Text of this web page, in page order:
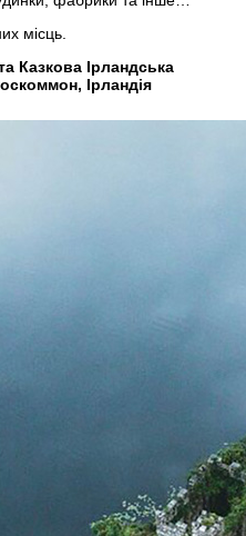
місць.
Казкова Ірландська
Ірландія